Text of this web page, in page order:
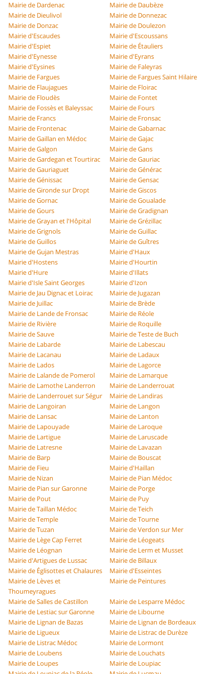
Mairie de Dardenac
Mairie de Daubèze
Mairie de Dieulivol
Mairie de Donnezac
Mairie de Donzac
Mairie de Doulezon
Mairie d'Escaudes
Mairie d'Escoussans
Mairie d'Espiet
Mairie de Étauliers
Mairie d'Eynesse
Mairie d'Eyrans
Mairie d'Eysines
Mairie de Faleyras
Mairie de Fargues
Mairie de Fargues Saint Hilaire
Mairie de Flaujagues
Mairie de Floirac
Mairie de Floudès
Mairie de Fontet
Mairie de Fossès et Baleyssac
Mairie de Fours
Mairie de Francs
Mairie de Fronsac
Mairie de Frontenac
Mairie de Gabarnac
Mairie de Gaillan en Médoc
Mairie de Gajac
Mairie de Galgon
Mairie de Gans
Mairie de Gardegan et Tourtirac
Mairie de Gauriac
Mairie de Gauriaguet
Mairie de Générac
Mairie de Génissac
Mairie de Gensac
Mairie de Gironde sur Dropt
Mairie de Giscos
Mairie de Gornac
Mairie de Goualade
Mairie de Gours
Mairie de Gradignan
Mairie de Grayan et l'Hôpital
Mairie de Grézillac
Mairie de Grignols
Mairie de Guillac
Mairie de Guillos
Mairie de Guîtres
Mairie de Gujan Mestras
Mairie d'Haux
Mairie d'Hostens
Mairie d'Hourtin
Mairie d'Hure
Mairie d'Illats
Mairie d'Isle Saint Georges
Mairie d'Izon
Mairie de Jau Dignac et Loirac
Mairie de Jugazan
Mairie de Juillac
Mairie de Brède
Mairie de Lande de Fronsac
Mairie de Réole
Mairie de Rivière
Mairie de Roquille
Mairie de Sauve
Mairie de Teste de Buch
Mairie de Labarde
Mairie de Labescau
Mairie de Lacanau
Mairie de Ladaux
Mairie de Lados
Mairie de Lagorce
Mairie de Lalande de Pomerol
Mairie de Lamarque
Mairie de Lamothe Landerron
Mairie de Landerrouat
Mairie de Landerrouet sur Ségur
Mairie de Landiras
Mairie de Langoiran
Mairie de Langon
Mairie de Lansac
Mairie de Lanton
Mairie de Lapouyade
Mairie de Laroque
Mairie de Lartigue
Mairie de Laruscade
Mairie de Latresne
Mairie de Lavazan
Mairie de Barp
Mairie de Bouscat
Mairie de Fieu
Mairie d'Haillan
Mairie de Nizan
Mairie de Pian Médoc
Mairie de Pian sur Garonne
Mairie de Porge
Mairie de Pout
Mairie de Puy
Mairie de Taillan Médoc
Mairie de Teich
Mairie de Temple
Mairie de Tourne
Mairie de Tuzan
Mairie de Verdon sur Mer
Mairie de Lège Cap Ferret
Mairie de Léogeats
Mairie de Léognan
Mairie de Lerm et Musset
Mairie d'Artigues de Lussac
Mairie de Billaux
Mairie de Églisottes et Chalaures
Mairie d'Esseintes
Mairie de Lèves et
Thoumeyragues
Mairie de Peintures
Mairie de Salles de Castillon
Mairie de Lesparre Médoc
Mairie de Lestiac sur Garonne
Mairie de Libourne
Mairie de Lignan de Bazas
Mairie de Lignan de Bordeaux
Mairie de Ligueux
Mairie de Listrac de Durèze
Mairie de Listrac Médoc
Mairie de Lormont
Mairie de Loubens
Mairie de Louchats
Mairie de Loupes
Mairie de Loupiac